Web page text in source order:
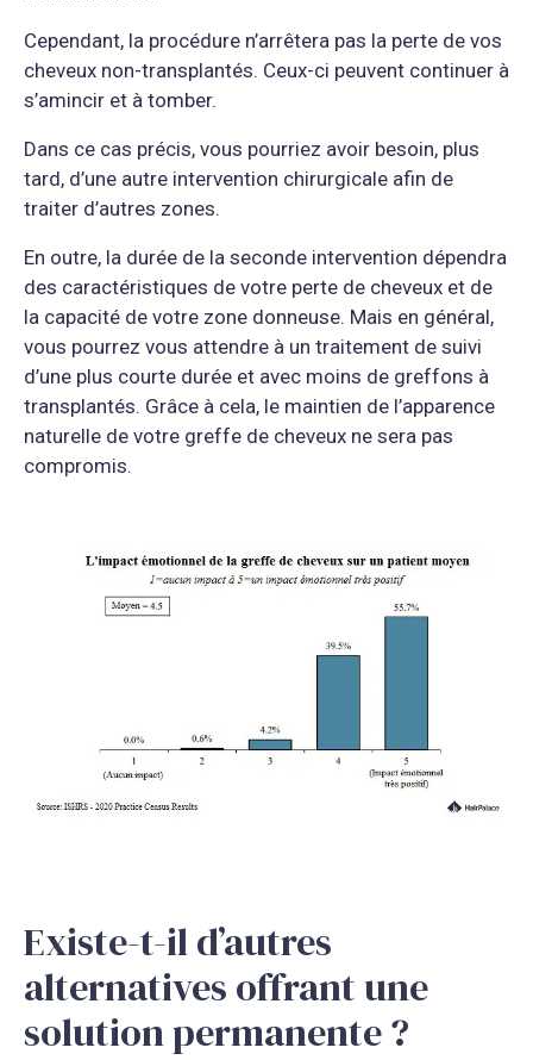
Cependant, la procédure n’arrêtera pas la perte de vos
cheveux non-transplantés. Ceux-ci peuvent continuer à
s’amincir et à tomber.
Dans ce cas précis, vous pourriez avoir besoin, plus
tard, d’une autre intervention chirurgicale afin de
traiter d’autres zones.
En outre, la durée de la seconde intervention dépendra
des caractéristiques de votre perte de cheveux et de
la capacité de votre zone donneuse. Mais en général,
vous pourrez vous attendre à un traitement de suivi
d’une plus courte durée et avec moins de greffons à
transplantés. Grâce à cela, le maintien de l’apparence
naturelle de votre greffe de cheveux ne sera pas
compromis.
Existe-t-il d’autres
alternatives offrant une
solution permanente ?